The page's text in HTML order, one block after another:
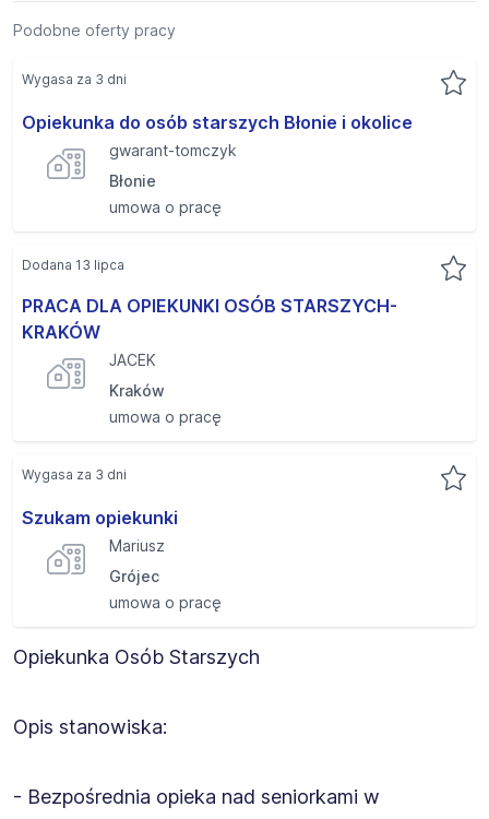
Podobne oferty pracy
Opiekunka do osób starszych Błonie i okolice
gwarant-tomczyk
Błonie
umowa o pracę
Wygasa za 3 dni
PRACA DLA OPIEKUNKI OSÓB STARSZYCH-
KRAKÓW
JACEK
Kraków
umowa o pracę
Dodana 13 lipca
Szukam opiekunki
Mariusz
Grójec
umowa o pracę
Wygasa za 3 dni
Opiekunka Osób Starszych
Opis stanowiska:
- Bezpośrednia opieka nad seniorkami w